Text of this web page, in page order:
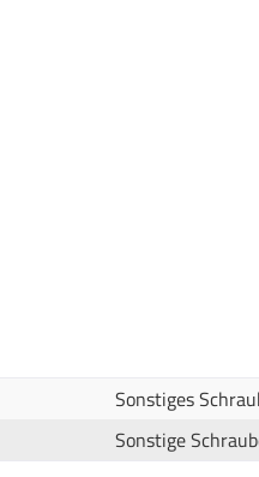
Sonstiges
Sonstige